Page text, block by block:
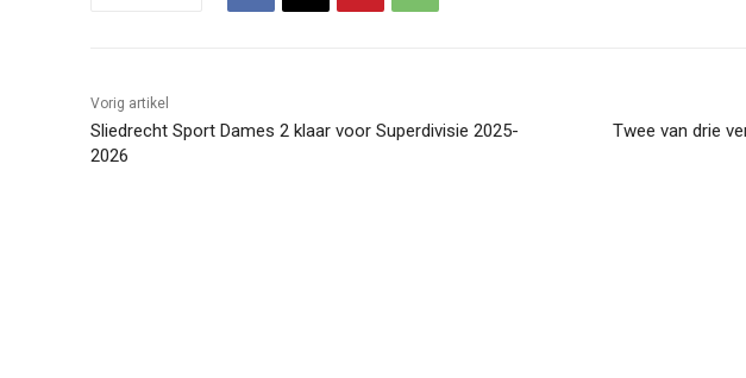
Vorig artikel
Sliedrecht Sport Dames 2 klaar voor Superdivisie 2025-
2026
Twee van drie